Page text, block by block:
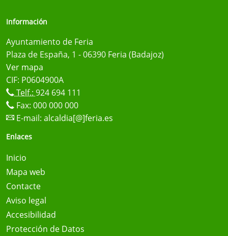
Información
Ayuntamiento de Feria
Plaza de España, 1 - 06390 Feria (Badajoz)
Ver mapa
CIF: P0604900A
Telf.: 924 694 111
Fax: 000 000 000
E-mail: alcaldia[@]feria.es
Enlaces
Inicio
Mapa web
Contacte
Aviso legal
Accesibilidad
Protección de Datos